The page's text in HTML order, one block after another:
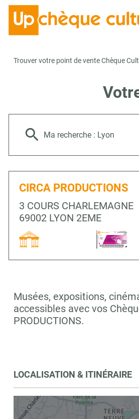
Trouver votre point de vente Chèque
Ma recherche : Lyon
CIRCA PRODUCTIONS
3 COURS CHARLEMAGNE
69002 LYON 2EME
Musées, expositions,
accessibles avec vos
PRODUCTIONS.
LOCALISATION & ITINÉRAIRE